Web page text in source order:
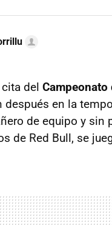
del Campeonato
después en la
de equipo y sin
de Red Bull, se